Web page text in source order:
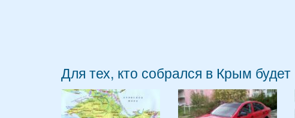
Для тех, кто собрался в Крым